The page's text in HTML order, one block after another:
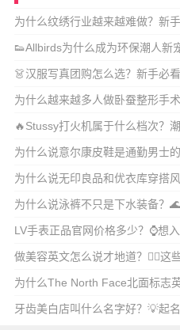
为什么纹绣行业越来越难做？新
👟Allbirds为什么成为环保潮人新
👗汉服写真团购怎么选？新手必
为什么越来越多人做卧蚕整形手
🔥Stussy打火机属于什么档次？
为什么说意尔康皮鞋是通勤男士
还显质感？
为什么说无印良品和优衣库穿搭
还显质感？
为什么说泳裤不只是下水装备？
时髦？
LV手表正品官网价格多少？⌚️想
搭配全攻略！
做美容英文怎么说才地道？💆‍♀️这
为什么The North Face北面标志
外
牙齿美白店叫什么名字好？💡起